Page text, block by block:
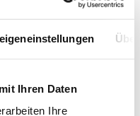
Ihren Daten
Ihre